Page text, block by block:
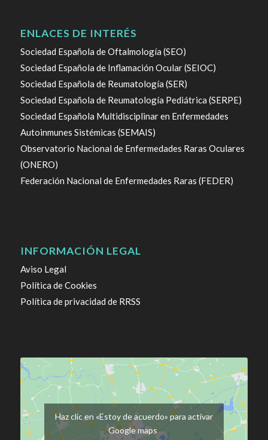
ENLACES DE INTERÉS
Sociedad Española de Oftalmología (SEO)
Sociedad Española de Inflamación Ocular (SEIOC)
Sociedad Española de Reumatología (SER)
Sociedad Española de Reumatología Pediátrica (SERPE)
Sociedad Española Multidisciplinar en Enfermedades
Autoinmunes Sistémicas (SEMAIS)
Observatorio Nacional de Enfermedades Raras Oculares
(ONERO)
Federación Nacional de Enfermedades Raras (FEDER)
INFORMACIÓN LEGAL
Aviso Legal
Política de Cookies
Política de privacidad de RRSS
Haz clic en «Estoy de acuerdo» para activar
Google maps